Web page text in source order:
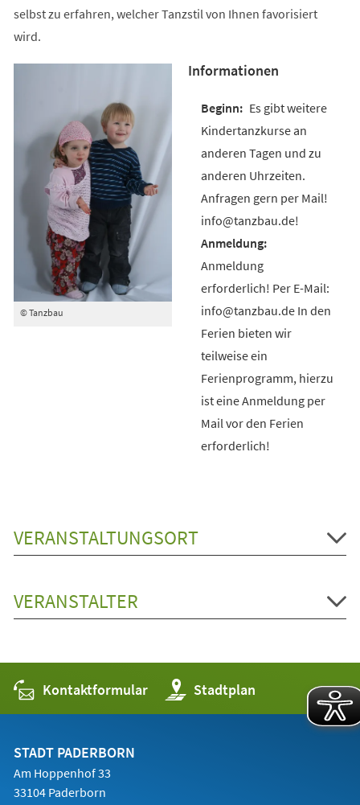
selbst zu erfahren, welcher Tanzstil von Ihnen favorisiert
wird.
© Tanzbau
Informationen
Es gibt weitere
Kindertanzkurse an
anderen Tagen und zu
anderen Uhrzeiten.
Anfragen gern per Mail!
info@tanzbau.de!
Anmeldung
erforderlich! Per E-Mail:
info@tanzbau.de In den
Ferien bieten wir
teilweise ein
Ferienprogramm, hierzu
ist eine Anmeldung per
Mail vor den Ferien
erforderlich!
VERANSTALTUNGSORT
VERANSTALTER
Kontaktformular Stadtplan
(Öffnet
in
einem
STADT PADERBORN
Am Hoppenhof 33
33104 Paderborn